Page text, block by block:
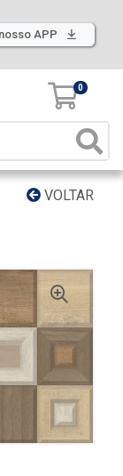
APP
0
VOLTAR